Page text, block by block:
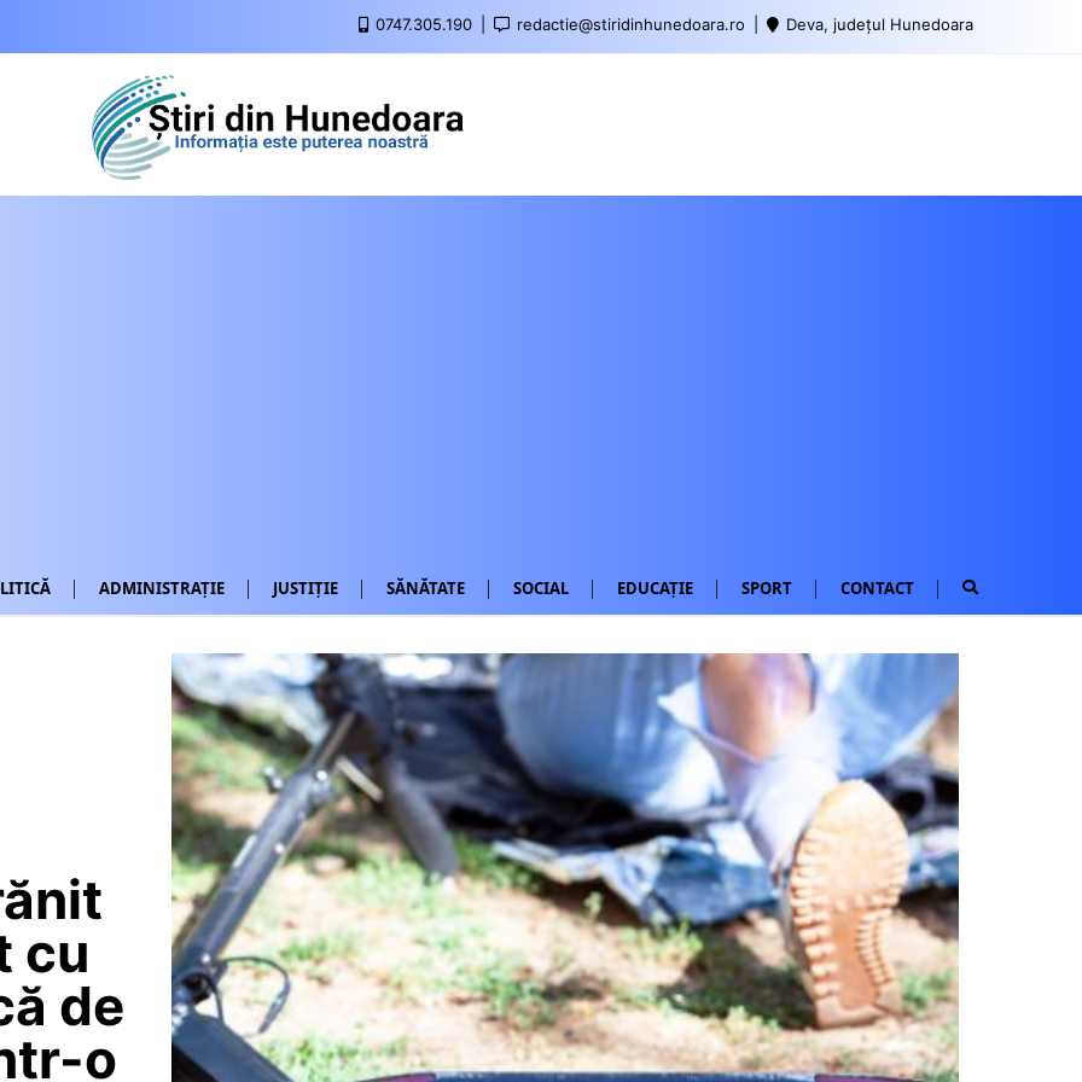
0747.305.190 redactie@stiridinhunedoara.ro Deva, județul Hunedoara
ADMINISTRAȚIE JUSTIȚIE SĂNĂTATE SOCIAL EDUCAȚIE SPORT CONTACT
cu
de
o